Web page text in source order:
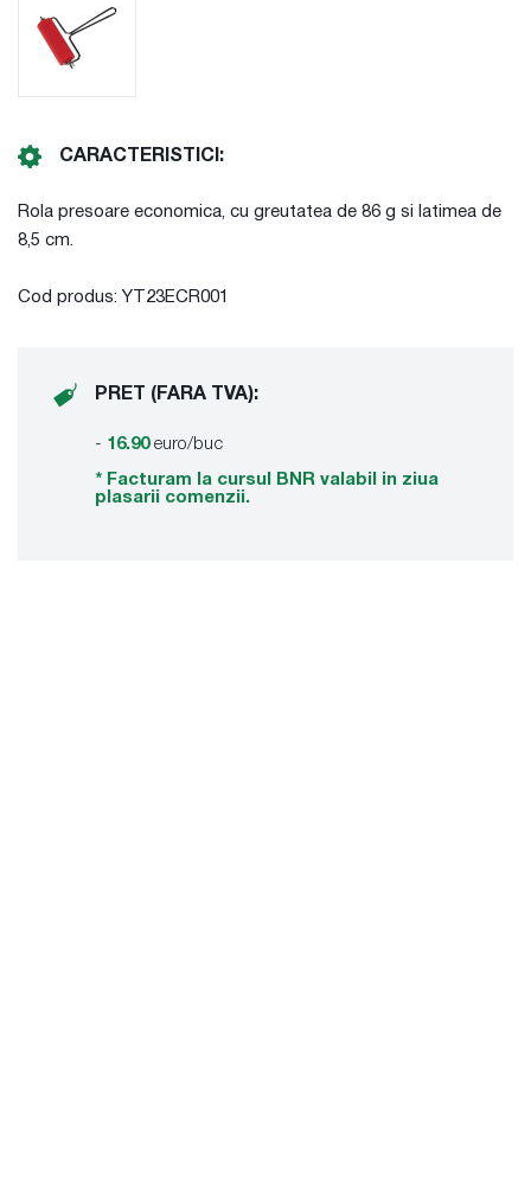
CARACTERISTICI:
Rola presoare economica, cu greutatea de 86 g si latimea de
8,5 cm.
Cod produs: YT23ECR001
PRET (FARA TVA):
- 16.90 euro/buc
* Facturam la cursul BNR valabil in ziua
plasarii comenzii.